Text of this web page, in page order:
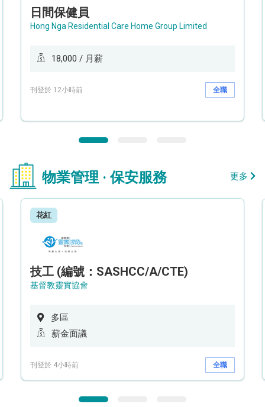
日間保健員
Hong Nga Residential Care Home Group Limited
18,000 / 月薪
刊登於 12小時前 全職
物業管理 · 保安服務 更多
花紅
技工 (編號：SASHCC/A/CTE)
基督教靈實協會
多區
薪金面議
刊登於 4小時前 全職